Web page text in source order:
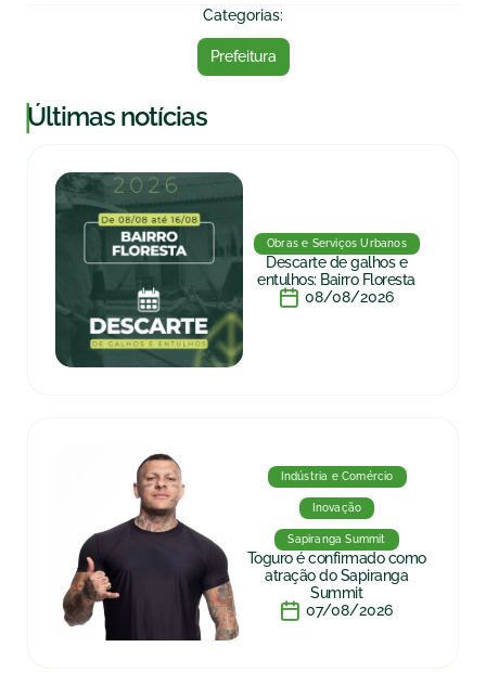
Categorias:
Prefeitura
|Últimas notícias
Obras e Serviços Urbanos
Descarte de galhos e
entulhos: Bairro Floresta
08/08/2026
Indústria e Comércio
Inovação
Sapiranga Summit
Toguro é confirmado como
atração do Sapiranga
Summit
07/08/2026